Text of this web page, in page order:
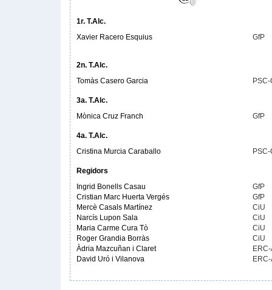
1r. T.Alc.
Xavier Racero Esquius
GfP
2n. T.Alc.
Tomàs Casero Garcia
3a. T.Alc.
Mònica Cruz Franch
GfP
4a. T.Alc.
Cristina Murcia Caraballo
Regidors
Ingrid Bonells Casau
GfP
Cristian Marc Huerta Vergés
GfP
Mercè Casals Martínez
CiU
Narcís Lupon Sala
CiU
Maria Carme Cura Tò
CiU
Roger Grandia Borràs
CiU
Àdria Mazcuñan i Claret
David Uró i Vilanova